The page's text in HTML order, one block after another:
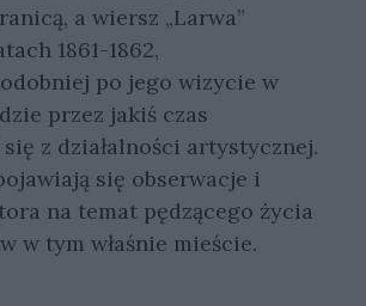
a wiersz „Larwa”
1861-1862,
po jego wizycie w
przez jakiś czas
z działalności artystycznej.
się obserwacje i
na temat pędzącego życia
w tym właśnie mieście.